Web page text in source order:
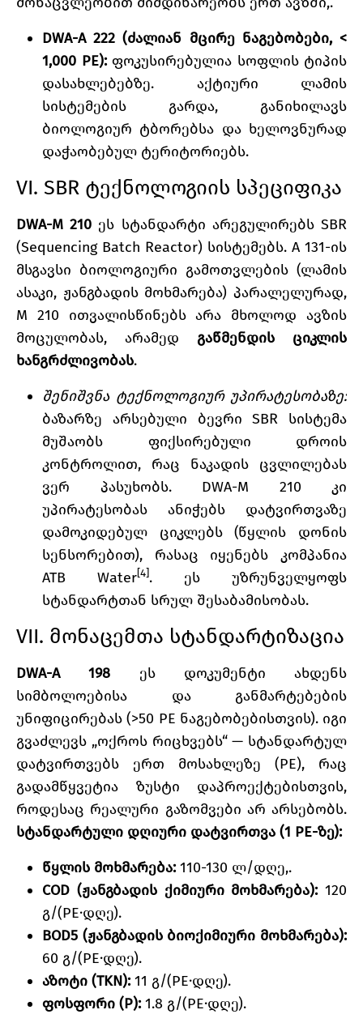
DWA-A 222 (ძალიან მცირე ნაგებობები, <
1,000 PE):ფოკუსირებულია სოფლის ტიპის
დასახლებებზე. აქტიური ლამის
სისტემების გარდა, განიხილავს
ბიოლოგიურ ტბორებსა და ხელოვნურად
დაჭაობებულ ტერიტორიებს.
VI. SBR ტექნოლოგიის სპეციფიკა
DWA-M 210 ეს სტანდარტი არეგულირებს SBR
(Sequencing Batch Reactor) სისტემებს. A 131-ის
მსგავსი ბიოლოგიური გამოთვლების (ლამის
ასაკი, ჟანგბადის მოხმარება) პარალელურად,
M 210 ითვალისწინებს არა მხოლოდ ავზის
მოცულობას, არამედ გაწმენდის ციკლის
ხანგრძლივობას.
შენიშვნა ტექნოლოგიურ უპირატესობაზე:
ბაზარზე არსებული ბევრი SBR სისტემა
მუშაობს ფიქსირებული დროის
კონტროლით, რაც ნაკადის ცვლილებას
ვერ პასუხობს. DWA-M 210 კი
უპირატესობას ანიჭებს დატვირთვაზე
დამოკიდებულ ციკლებს (წყლის დონის
სენსორებით), რასაც იყენებს კომპანია
ATB Water[4]. ეს უზრუნველყოფს
სტანდარტთან სრულ შესაბამისობას.
VII. მონაცემთა სტანდარტიზაცია
DWA-A 198 ეს დოკუმენტი ახდენს
სიმბოლოებისა და განმარტებების
უნიფიცირებას (>50 PE ნაგებობებისთვის). იგი
გვაძლევს „ოქროს რიცხვებს“ — სტანდარტულ
დატვირთვებს ერთ მოსახლეზე (PE), რაც
გადამწყვეტია ზუსტი დაპროექტებისთვის,
როდესაც რეალური გაზომვები არ არსებობს.
სტანდარტული დღიური დატვირთვა (1 PE-ზე):
წყლის მოხმარება:110-130 ლ/დღე,.
COD (ჟანგბადის ქიმიური მოხმარება):120
გ/(PE·დღე).
BOD5 (ჟანგბადის ბიოქიმიური მოხმარება):
60 გ/(PE·დღე).
აზოტი (TKN):11 გ/(PE·დღე).
ფოსფორი (P):1.8 გ/(PE·დღე).